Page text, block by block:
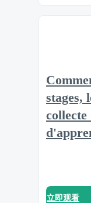
stages,
collecte
立即观看